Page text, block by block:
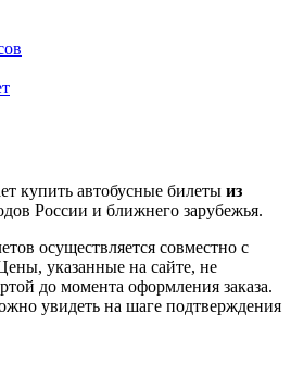
купить автобусные билеты из
России и ближнего зарубежья.
осуществляется совместно с
указанные на сайте, не
до момента оформления заказа.
увидеть на шаге подтверждения